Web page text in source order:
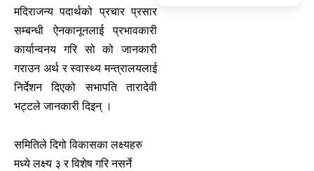
मदिराजन्य पदार्थको प्रचार प्रसार
सम्बन्धी ऐनकानूनलाई प्रभावकारी
कार्यान्वनय गरि सो को जानकारी
गराउन अर्थ र स्वास्थ्य मन्त्रालयलाई
निर्देशन दिएको सभापति तारादेवी
भट्टले जानकारी दिइन् ।
समितिले दिगो विकासका लक्ष्यहरु
मध्ये लक्ष्य ३ र विशेष गरि नसर्ने